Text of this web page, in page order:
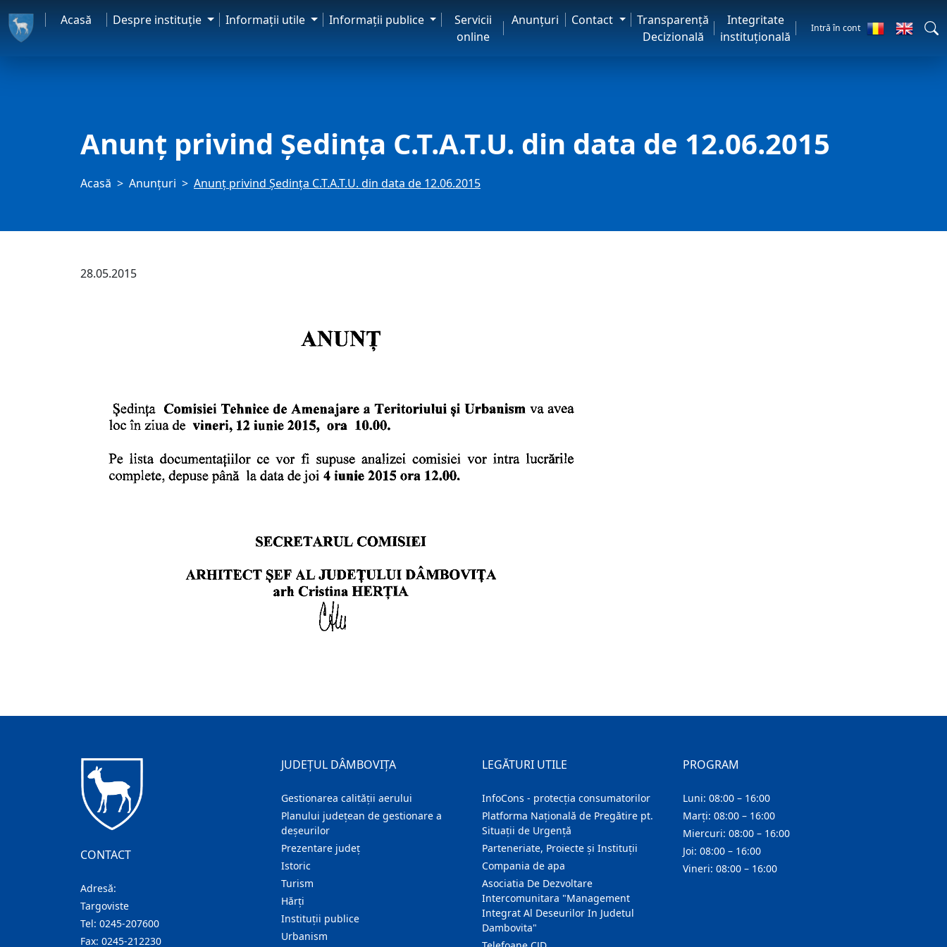
Acasă Despre instituţie Informaţii utile Informaţii publice
Servicii
online
Anunţuri Contact
Transparență
Decizională
Integritate
instituțională
Intră în cont
Anunț privind Ședința C.T.A.T.U. din data de 12.06.2015
Acasă Anunţuri Anunț privind Ședința C.T.A.T.U. din data de 12.06.2015
28.05.2015
CONTACT
Adresă:
Targoviste
Tel: 0245-207600
Fax: 0245-212230
JUDEȚUL DÂMBOVIȚA
Gestionarea calității aerului
Planului județean de gestionare a
deșeurilor
Prezentare judeţ
Istoric
Turism
Hărţi
Instituţii publice
Urbanism
LEGĂTURI UTILE
InfoCons - protecția consumatorilor
Platforma Națională de Pregătire pt.
Situații de Urgență
Parteneriate, Proiecte și Instituții
Compania de apa
Asociatia De Dezvoltare
Intercomunitara "Management
Integrat Al Deseurilor In Judetul
Dambovita"
PROGRAM
Luni: 08:00 – 16:00
Marți: 08:00 – 16:00
Miercuri: 08:00 – 16:00
Joi: 08:00 – 16:00
Vineri: 08:00 – 16:00